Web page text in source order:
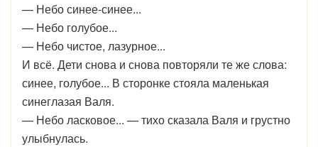
— Небо синее-синее...
— Небо голубое...
— Небо чистое, лазурное...
И всё. Дети снова и снова повторяли те же слова:
синее, голубое... В сторонке стояла маленькая
синеглазая Валя.
— Небо ласковое... — тихо сказала Валя и грустно
улыбнулась.